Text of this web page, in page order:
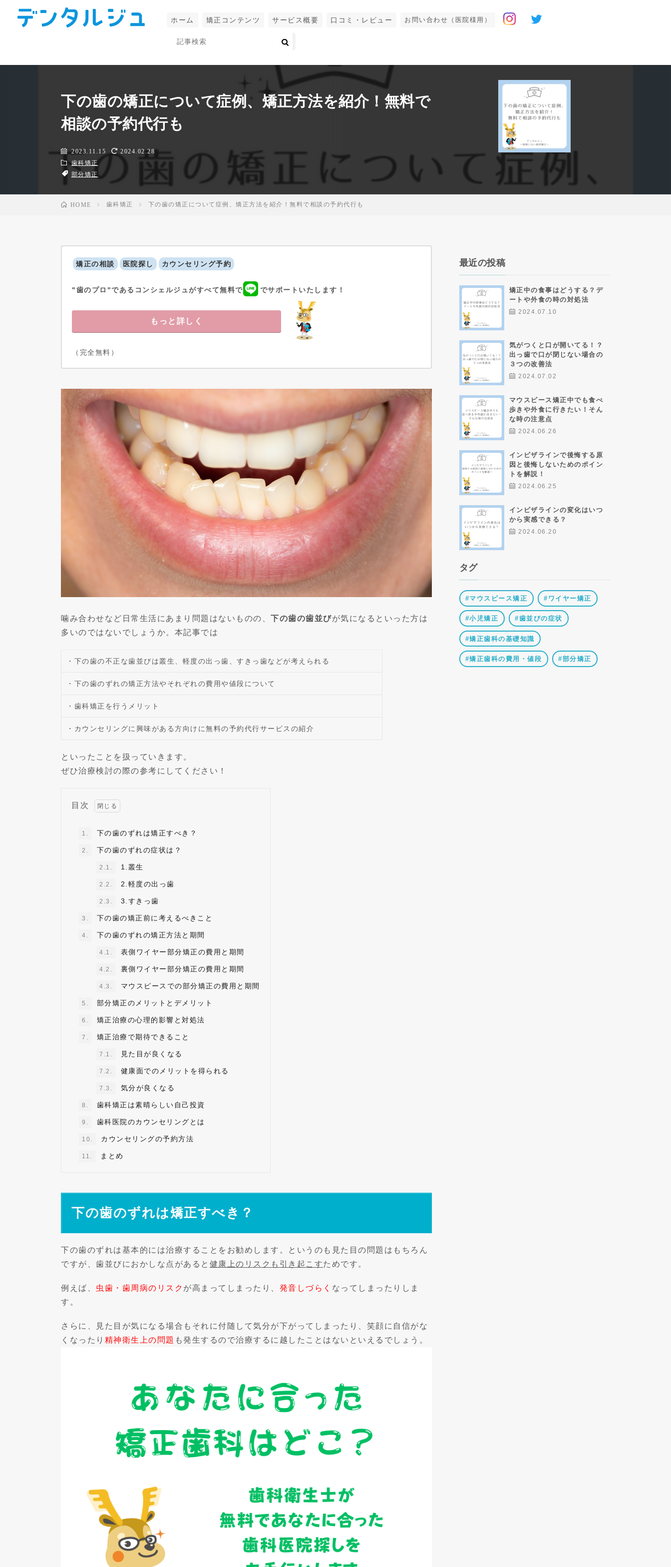
ホーム 矯正コンテンツ サービス概要 口コミ・レビュー お問い合わせ（医院様用）
下の歯の矯正について症例、矯正方法を紹介！無料で
相談の予約代行も
2023.11.15
2024.02.28
歯科矯正
部分矯正
HOME 歯科矯正 下の歯の矯正について症例、矯正方法を紹介！無料で相談の予約代行も
矯正の相談 医院探し カウンセリング予約
"歯のプロ"であるコンシェルジュがすべて無料で でサポートいたします！
もっと詳しく
（完全無料）
噛み合わせなど日常生活にあまり問題はないものの、 下の歯の歯並びが気になるといった方は
多いのではないでしょうか。本記事では
・下の歯の不正な歯並びは叢生、軽度の出っ歯、すきっ歯などが考えられる
・下の歯のずれの矯正方法やそれぞれの費用や値段について
・歯科矯正を行うメリット
・カウンセリングに興味がある方向けに無料の予約代行サービスの紹介
といったことを扱っていきます。
ぜひ治療検討の際の参考にしてください！
目次
1. 下の歯のずれは矯正すべき？
2. 下の歯のずれの症状は？
2.1. 1.叢生
2.2. 2.軽度の出っ歯
2.3. 3.すきっ歯
3. 下の歯の矯正前に考えるべきこと
4. 下の歯のずれの矯正方法と期間
4.1. 表側ワイヤー部分矯正の費用と期間
4.2. 裏側ワイヤー部分矯正の費用と期間
4.3. マウスピースでの部分矯正の費用と期間
5. 部分矯正のメリットとデメリット
6. 矯正治療の心理的影響と対処法
7. 矯正治療で期待できること
7.1. 見た目が良くなる
7.2. 健康面でのメリットを得られる
7.3. 気分が良くなる
8. 歯科矯正は素晴らしい自己投資
9. 歯科医院のカウンセリングとは
10. カウンセリングの予約方法
11. まとめ
下の歯のずれは矯正すべき？
下の歯のずれは基本的には治療することをお勧めします。というのも見た目の問題はもちろん
ですが、歯並びにおかしな点があると 健康上のリスクも引き起こすためです。
例えば、 虫歯・歯周病のリスク が高まってしまったり、 発音しづらく なってしまったりしま
す。
さらに、見た目が気になる場合もそれに付随して気分が下がってしまったり、笑顔に自信がな
くなったり 精神衛生上の問題 も発生するので治療するに越したことはないといえるでしょう。
最近の投稿
矯正中の食事はどうする？デ
ートや外食の時の対処法
2024.07.10
気がつくと口が開いてる！？
出っ歯で口が閉じない場合の
３つの改善法
2024.07.02
マウスピース矯正中でも食べ
歩きや外食に行きたい！そん
な時の注意点
2024.06.26
インビザラインで後悔する原
因と後悔しないためのポイン
トを解説！
2024.06.25
インビザラインの変化はいつ
から実感できる？
2024.06.20
タグ
マウスピース矯正 ワイヤー矯正
小児矯正 歯並びの症状
矯正歯科の基礎知識
矯正歯科の費用・値段 部分矯正